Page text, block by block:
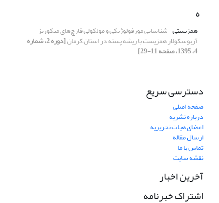
ه
همزیستی شناسایی مورفولوژیکی و مولکولی قارچ‌های میکوریز
آربوسکولار همزیست با ریشه پسته در استان کرمان [دوره 2، شماره
4، 1395، صفحه 11-29]
دسترسی سریع
صفحه اصلی
درباره نشریه
اعضای هیات تحریریه
ارسال مقاله
تماس با ما
نقشه سایت
آخرین اخبار
اشتراک خبرنامه